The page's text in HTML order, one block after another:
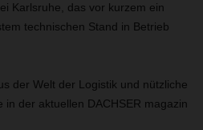
Karlsruhe, das vor kurzem ein
technischen Stand in Betrieb
der Welt der Logistik und nützliche
der aktuellen DACHSER magazin